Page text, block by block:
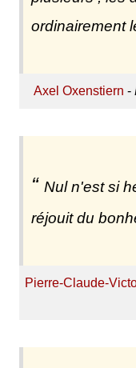
ordinairement
Axel Oxenstiern -
Nul n'est si
réjouit du
Pierre-Claude-